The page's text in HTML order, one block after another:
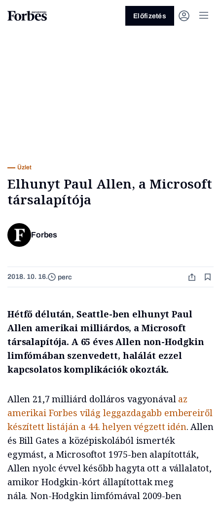
Előfizetés
Üzlet
Elhunyt Paul Allen, a Microsoft
társalapítója
Forbes
2018. 10. 16. perc
Hétfő délután, Seattle-ben elhunyt Paul
Allen amerikai milliárdos, a Microsoft
társalapítója. A 65 éves Allen non-Hodgkin
limfómában szenvedett, halálát ezzel
kapcsolatos komplikációk okozták.
Allen 21,7 milliárd dolláros vagyonával az
amerikai Forbes világ leggazdagabb embereiről
készített listáján a 44. helyen végzett idén. Allen
és Bill Gates a középiskolából ismerték
egymást, a Microsoftot 1975-ben alapították,
Allen nyolc évvel később hagyta ott a vállalatot,
amikor Hodgkin-kórt állapítottak meg
nála. Non-Hodgkin limfómával 2009-ben